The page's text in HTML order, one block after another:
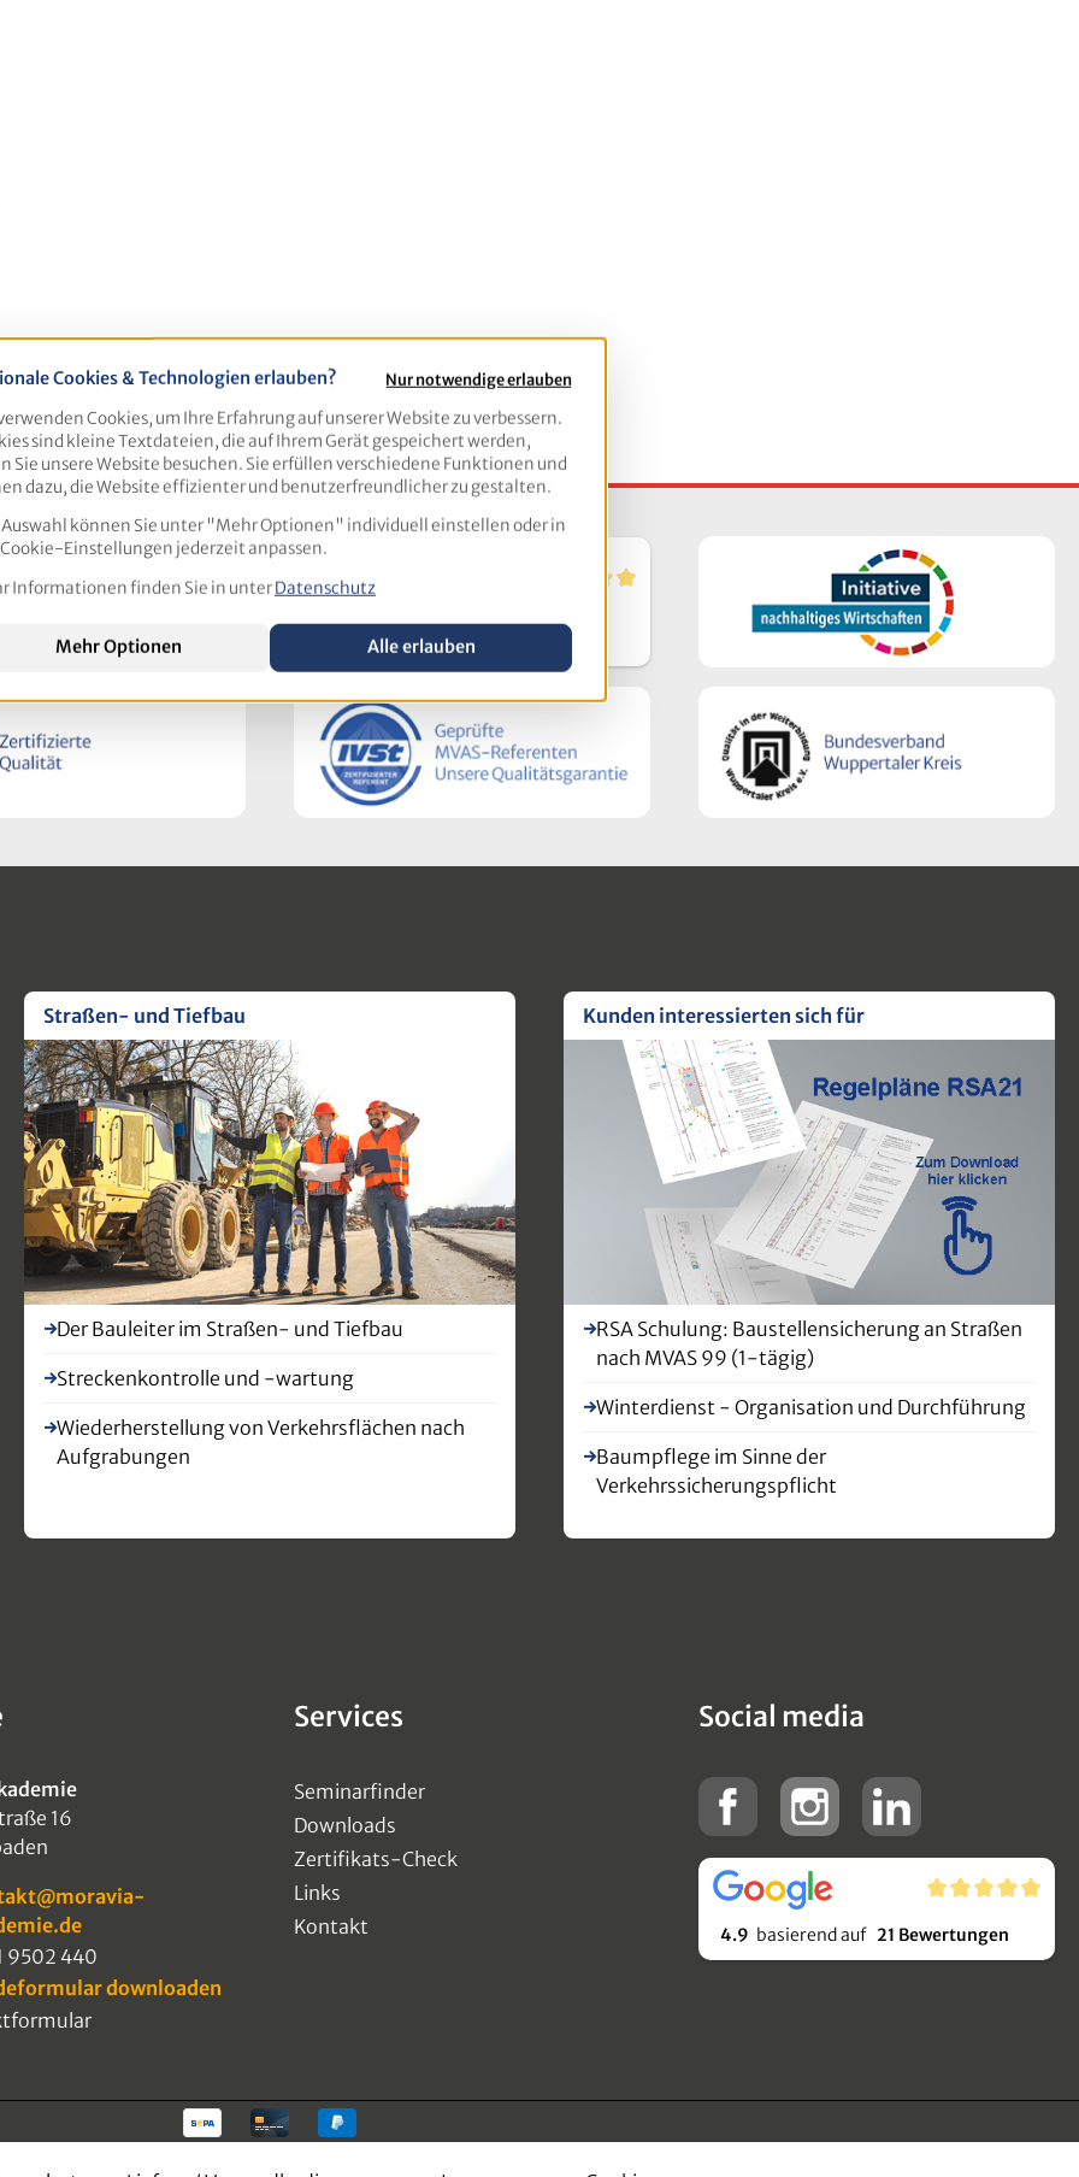
basierend auf 21 Bewertungen
Straßen- und Tiefbau
Der Bauleiter im Straßen- und Tiefbau
Streckenkontrolle und -wartung
Wiederherstellung von Verkehrsflächen nach
Aufgrabungen
Kunden interessierten sich für
RSA Schulung: Baustellensicherung an Straßen
nach MVAS 99 (1-tägig)
Winterdienst - Organisation und Durchführung
Baumpflege im Sinne der
Verkehrssicherungspflicht
16
9502 440
downloaden
Services
Seminarfinder
Downloads
Zertifikats-Check
Links
Kontakt
Social media
4.9 basierend auf 21 Bewertungen
Nur notwendige erlauben
Cookies & Technologien erlauben?
Cookies, um Ihre Erfahrung auf unserer Website zu verbessern.
sind kleine Textdateien, die auf Ihrem Gerät gespeichert werden,
Sie unsere Website besuchen. Sie erfüllen verschiedene Funktionen und
dazu, die Website effizienter und benutzerfreundlicher zu gestalten.
Auswahl können Sie unter "Mehr Optionen" individuell einstellen oder in
Einstellungen jederzeit anpassen.
Informationen finden Sie in unterDatenschutz
Mehr Optionen Alle erlauben